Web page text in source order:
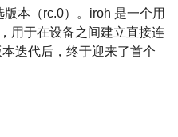
本（rc.0）。iroh 是一个用
用于在设备之间建立直接连
迭代后，终于迎来了首个